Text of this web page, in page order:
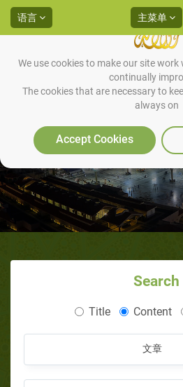
We use cookies to make our site
continually
The cookies that are necessary to
always on
Accept Cookies
语言 主菜单
D-他坐静
Search
Title Content
文章